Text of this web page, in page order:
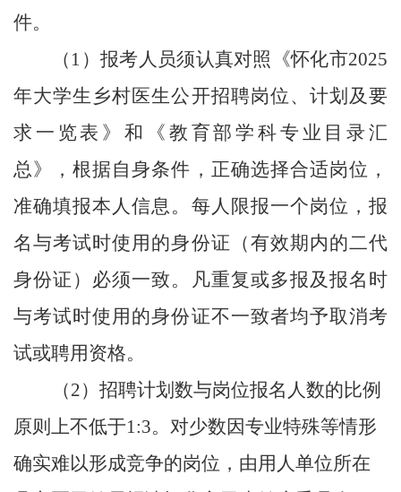
件。
（ 1）报考人员须认真对照《怀化市2025
年大学生乡村医生公开招聘岗位、计划及要
求一览表》和《教育部学科专业目录汇
总》，根据自身条件，正确选择合适岗位，
准确填报本人信息。 每人限报一个岗位，报
名与考试时使用的身份证（有效期内的二代
身份证）必须一致。凡重复或多报及报名时
与考试时使用的身份证不一致者均予取消考
试或聘用资格。
（2）招聘计划数与岗位报名人数的比例
原则上不低于1:3。对少数因专业特殊等情形
确实难以形成竞争的岗位，由用人单位所在